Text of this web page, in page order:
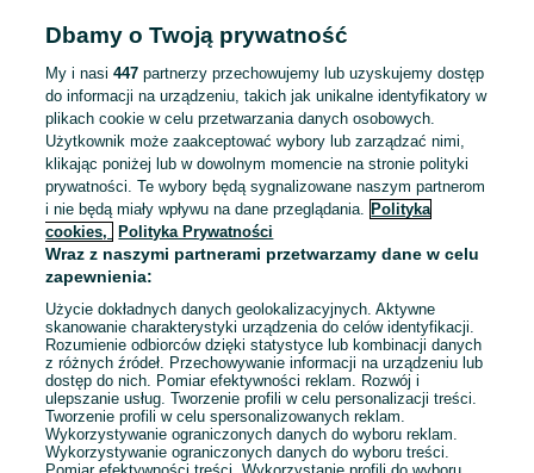
PROMOCJA Borówka
sadzonki certyfikat CAC
15 zł
Dobrzany
Odświeżono dnia 30 lipca 2026
Sadzonki Borówki
Amerykańskiej 5 letnie w
Dobrzany
Odświeżono dnia 30 lipca 2026
Dbamy o Twoją prywatność
My i nasi447 partnerzy przechowujemy lub uzyskujemy dostęp
do informacji na urządzeniu, takich jak unikalne identyfikatory w
plikach cookie w celu przetwarzania danych osobowych.
Użytkownik może zaakceptować wybory lub zarządzać nimi,
klikając poniżej lub w dowolnym momencie na stronie polityki
prywatności. Te wybory będą sygnalizowane naszym partnerom
i nie będą miały wpływu na dane przeglądania. Polityka
cookies,
Polityka Prywatności
Wraz z naszymi partnerami przetwarzamy dane w celu
zapewnienia:
Użycie dokładnych danych geolokalizacyjnych. Aktywne
skanowanie charakterystyki urządzenia do celów identyfikacji.
Rozumienie odbiorców dzięki statystyce lub kombinacji danych
z różnych źródeł. Przechowywanie informacji na urządzeniu lub
dostęp do nich. Pomiar efektywności reklam. Rozwój i
ulepszanie usług. Tworzenie profili w celu personalizacji treści.
Tworzenie profili w celu spersonalizowanych reklam.
Wykorzystywanie ograniczonych danych do wyboru reklam.
Wykorzystywanie ograniczonych danych do wyboru treści.